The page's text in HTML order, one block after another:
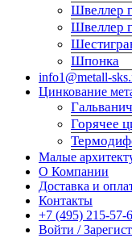
Швеллер
Швеллер
Шпонка
info1@metall-
Цинкование
Горячее
Малые
О Компании
Доставка и
Контакты
+7 (495) 215-57-
Войти /